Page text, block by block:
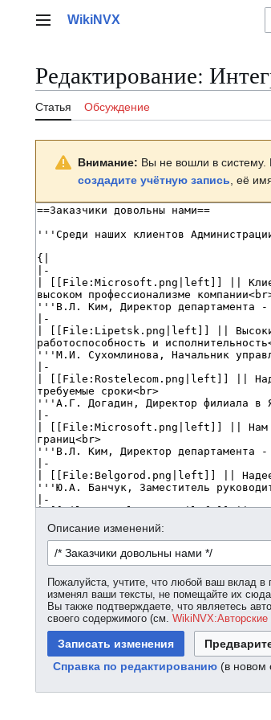
Главное меню
WikiNVX
Редактирование:
Статья Обсуждение
Внимание: Вы не вошли в систему.
создадите учётную запись , её
Описание изменений:
Пожалуйста, учтите, что любой ваш вклад в
изменял ваши тексты, не помещайте их сюда.
Вы также подтверждаете, что являетесь
своего содержимого (см. WikiNVX:Авторские
Справка по редактированию (в новом